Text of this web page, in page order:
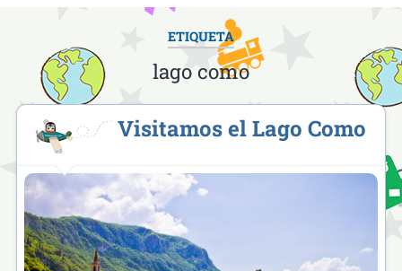
ETIQUETA
lago como
Visitamos el Lago Como